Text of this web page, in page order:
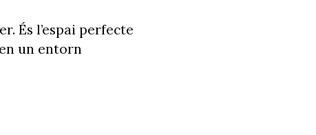
És l’espai perfecte
un entorn